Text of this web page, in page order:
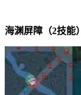
海渊屏障（2技能）